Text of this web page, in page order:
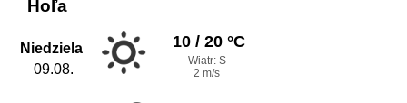
Hoľa
Niedziela
09.08.
10 / 20 °C
Wiatr: S
2 m/s